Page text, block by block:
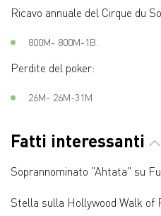
Ricavo annuale del Cirque du
800M- 800M-1B.
Perdite del poker:
26M- 26M-31M
Fatti interessanti
Soprannominato "Ahtata" su
Stella sulla Hollywood Walk of